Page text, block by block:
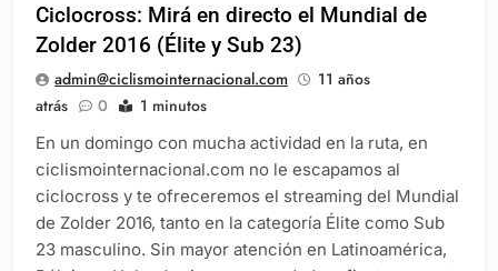
Ciclocross: Mirá en directo el Mundial de
Zolder 2016 (Élite y Sub 23)
admin@ciclismointernacional.com
11 años
atrás
0 1 minutos
En un domingo con mucha actividad en la ruta, en
ciclismointernacional.com no le escapamos al
ciclocross y te ofreceremos el streaming del Mundial
de Zolder 2016, tanto en la categoría Élite como Sub
23 masculino. Sin mayor atención en Latinoamérica,